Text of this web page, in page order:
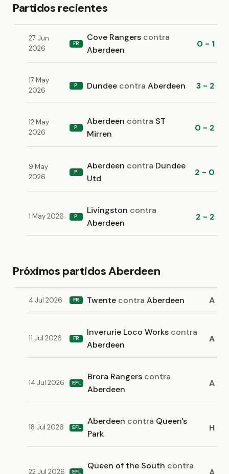
Partidos recientes
27 Jun
2026
FR
Cove Rangers contra
Aberdeen
0 - 1
17 May
2026
P Dundee contra Aberdeen 3 - 2
12 May
2026
P
Aberdeen contra ST
Mirren
0 - 2
9 May
2026
P
Aberdeen contra Dundee
Utd
2 - 0
1 May 2026 P
Livingston contra
Aberdeen
2 - 2
Próximos partidos Aberdeen
4 Jul 2026 FR Twente contra Aberdeen A
11 Jul 2026 FR
Inverurie Loco Works contra
Aberdeen
A
14 Jul 2026 EFL
Brora Rangers contra
Aberdeen
A
18 Jul 2026 EFL
Aberdeen contra Queen's
Park
H
22 Jul 2026 EFL
Queen of the South contra